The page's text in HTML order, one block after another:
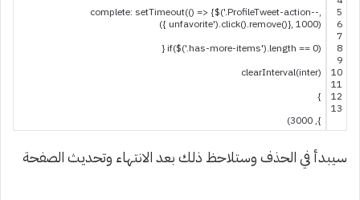
5
6
7
8
9
10
11
12
13
,
complete: setTimeout(() => {$('.ProfileTweet-action--
unfavorite').click().remove()}, 1000)
}
)
if($('.has-more-items').length == 0)
{
clearInterval(inter)
}
}
,
3000
)
سيبدأ في الحذف وستلاحظ ذلك بعد الانتهاء وتحديث الصفحة